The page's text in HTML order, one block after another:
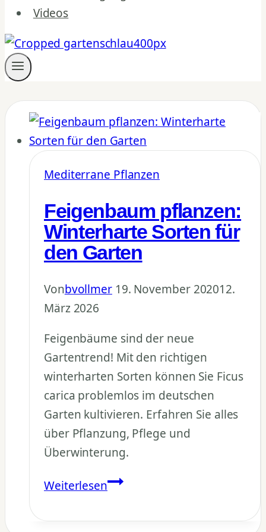
Videos
Mediterrane Pflanzen
Feigenbaum pflanzen:
Winterharte Sorten für
den Garten
Vonbvollmer 19. November 202012.
März 2026
Feigenbäume sind der neue
Gartentrend! Mit den richtigen
winterharten Sorten können Sie Ficus
carica problemlos im deutschen
Garten kultivieren. Erfahren Sie alles
über Pflanzung, Pflege und
Überwinterung.
WeiterlesenFeigenbaum
Winterharte